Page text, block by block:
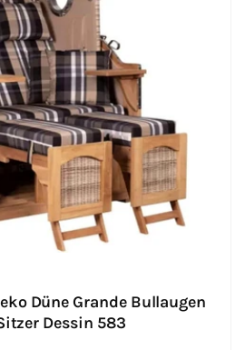
Düne Grande Bullaugen
Dessin 583